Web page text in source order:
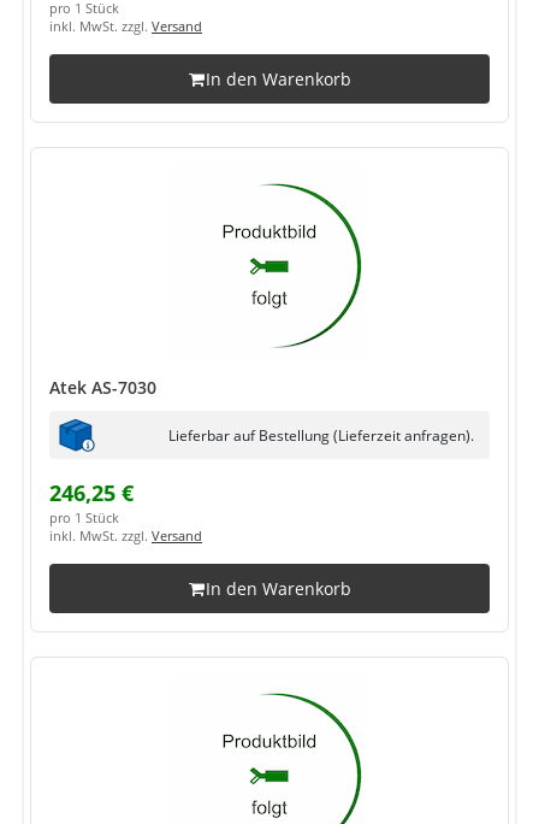
pro 1 Stück
inkl. MwSt. zzgl. Versand
In den Warenkorb
Atek AS-7030
Lieferbar auf Bestellung (Lieferzeit anfragen).
246,25 €
pro 1 Stück
inkl. MwSt. zzgl. Versand
In den Warenkorb